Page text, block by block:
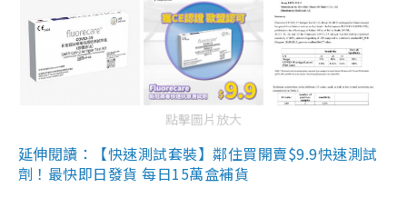
點擊圖片放大
延伸閱讀：【快速測試套裝】鄰住買開賣$9.9快速測試
劑！最快即日發貨 每日15萬盒補貨